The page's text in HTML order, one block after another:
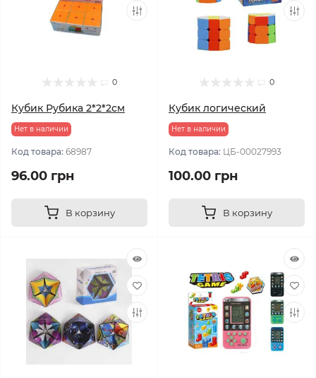
0
Кубик Рубика 2*2*2см
Нет в наличии
Код товара: 68987
96.00 грн
В корзину
0
Кубик логический
Нет в наличии
Код товара: ЦБ-00027993
100.00 грн
В корзину